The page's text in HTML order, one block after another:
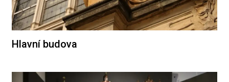
Hlavní budova